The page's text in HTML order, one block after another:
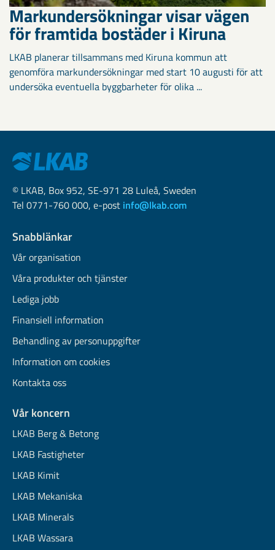
Markundersökningar visar vägen
för framtida bostäder i Kiruna
LKAB planerar tillsammans med Kiruna kommun att
genomföra markundersökningar med start 10 augusti för att
undersöka eventuella byggbarheter för olika ...
© LKAB, Box 952, SE-971 28 Luleå, Sweden
Tel 0771-760 000, e-post info@lkab.com
Snabblänkar
Vår organisation
Våra produkter och tjänster
Lediga jobb
Finansiell information
Behandling av personuppgifter
Information om cookies
Kontakta oss
Vår koncern
LKAB Berg & Betong
LKAB Fastigheter
LKAB Kimit
LKAB Mekaniska
LKAB Minerals
LKAB Wassara